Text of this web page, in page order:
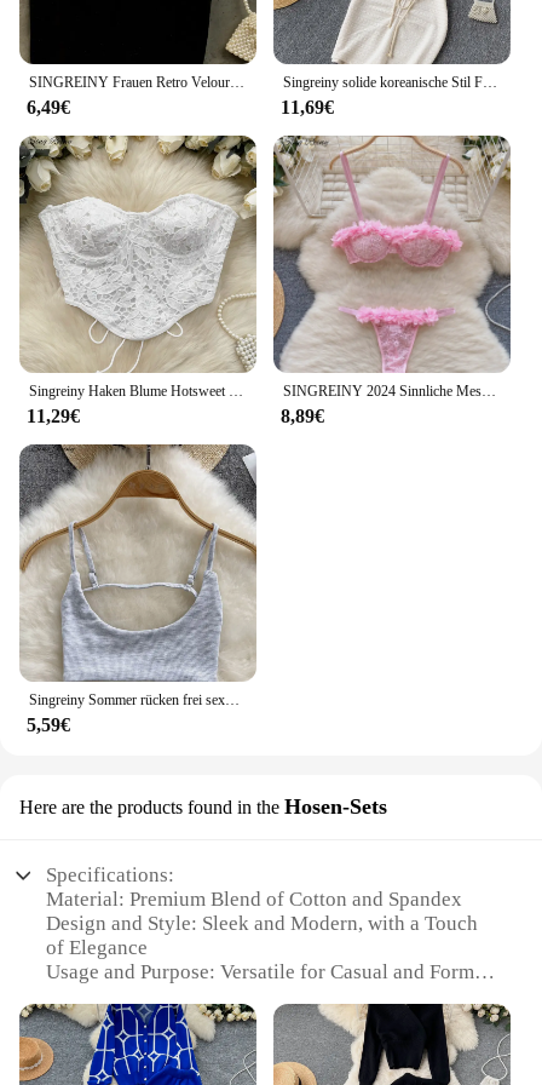
SINGREINY Frauen Retro Velours Gurt Tops Sommer V Neck Sleeveless Backless Schlank Tank Top Chic Print Sexy Aus Schulter Kurze camis
6,49€
Singreiny solide koreanische Stil Frauen Set Sommer V-Ausschnitt rücken freie Kordel zug elegante Damen Minirock eine Linie zweiteilige Sets
11,69€
Singreiny Haken Blume Hotsweet träger los Amerikaner ins ärmellose schlanke Grundlagen Camis weibliche schicke Bandage Spitze sexy kurzes Top
11,29€
SINGREINY 2024 Sinnliche Mesh Spitze Dessous Drei Stücke Sets Frauen Floral Strap Mini Bh + Tangas Aushöhlen Sexy Unterwäsche anzüge
8,89€
Singreiny Sommer rücken frei sexy Leibchen Frauen Riemen schlanke Strand Top ärmellose Streetwear koreanischen Riemen sinnliche Tank Top
5,59€
Here are the products found in the Hosen-Sets
Specifications:
Material: Premium Blend of Cotton and Spandex
Design and Style: Sleek and Modern, with a Touch
of Elegance
Usage and Purpose: Versatile for Casual and Formal
Type and Category: Hosen-Sets, a Combination of
Top and Bottom
Performance and Property: Comfortable Fit with